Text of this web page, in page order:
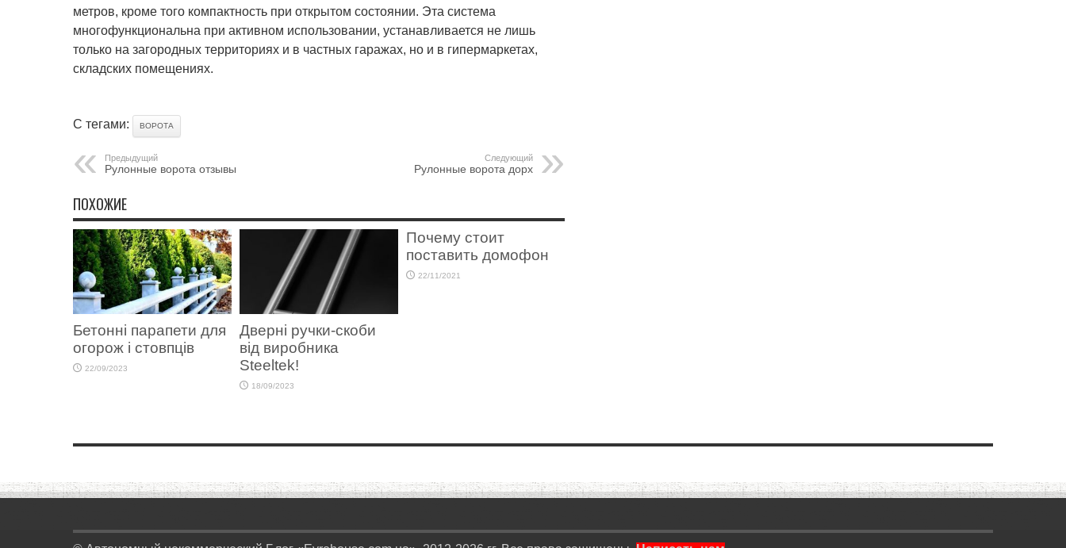
метров, кроме того компактность при открытом состоянии. Эта система
многофункциональна при активном использовании, устанавливается не лишь
только на загородных территориях и в частных гаражах, но и в гипермаркетах,
складских помещениях.
С тегами: ВОРОТА
Предыдущий
Рулонные ворота отзывы
Следующий
Рулонные ворота дорх
ПОХОЖИЕ
Бетонні парапети для
огорож і стовпців
22/09/2023
Дверні ручки-скоби
від виробника
Steeltek!
18/09/2023
Почему стоит
поставить домофон
22/11/2021